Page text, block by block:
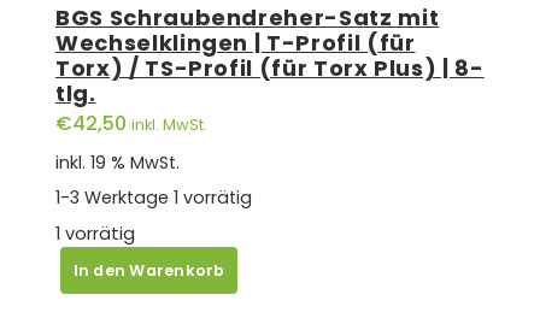
BGS Schraubendreher-Satz mit
Wechselklingen | T-Profil (für
Torx) / TS-Profil (für Torx Plus) | 8-
tlg.
€42,50 inkl. MwSt.
inkl. 19 % MwSt.
1-3 Werktage 1 vorrätig
1 vorrätig
BGS
Schraubendreher-
In den Warenkorb